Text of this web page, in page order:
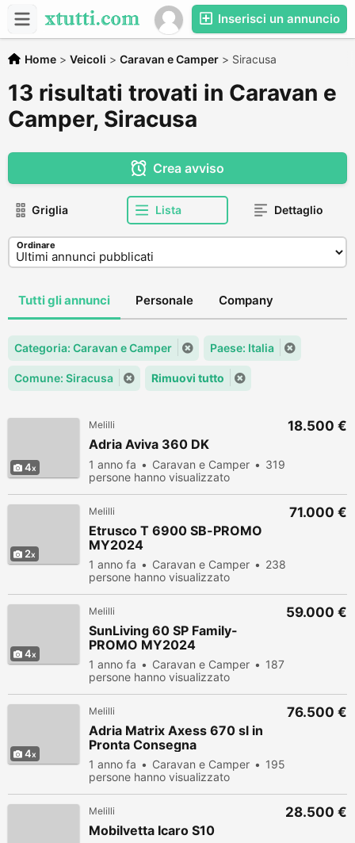
Inserisci un annuncio
Home > Veicoli > Caravan e Camper > Siracusa
13 risultati trovati in Caravan e
Camper, Siracusa
Crea avviso
Griglia Lista Dettaglio
Ordinare
Tutti gli annunci Personale Company
Categoria: Caravan e Camper Paese: Italia
Comune: Siracusa Rimuovi tutto
4
Melilli
Adria Aviva 360 DK
1 anno fa Caravan e Camper
319
persone hanno visualizzato
18.500 €
2
Melilli
Etrusco T 6900 SB-PROMO
MY2024
1 anno fa Caravan e Camper
238
persone hanno visualizzato
71.000 €
4
Melilli
SunLiving 60 SP Family-
PROMO MY2024
1 anno fa Caravan e Camper
187
persone hanno visualizzato
59.000 €
4
Melilli
Adria Matrix Axess 670 sl in
Pronta Consegna
1 anno fa Caravan e Camper
195
persone hanno visualizzato
76.500 €
Melilli
Mobilvetta Icaro S10
28.500 €